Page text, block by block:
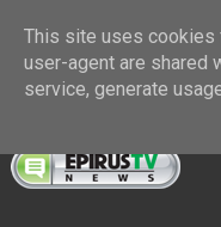
This site uses cookies
user-agent are shared
service, generate